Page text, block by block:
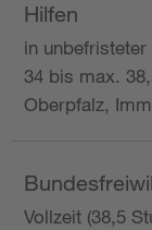
Hilfen
in unbefristeter
34 bis max.
Oberpfalz,
Vollzeit (38,5